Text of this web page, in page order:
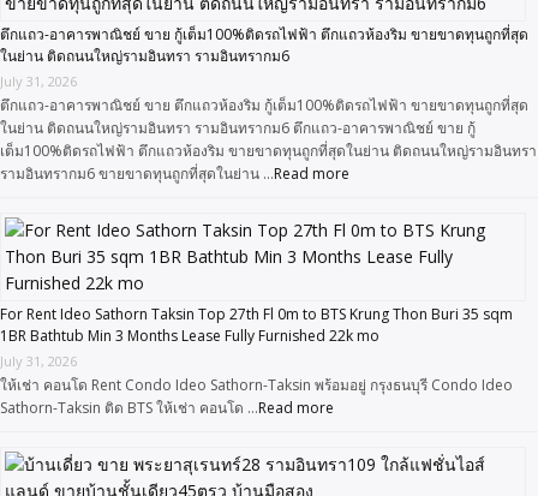
ตึกแถว-อาคารพาณิชย์ ขาย กู้เต็ม100%ติดรถไฟฟ้า ตึกแถวห้องริม ขายขาดทุนถูกที่สุด
ในย่าน ติดถนนใหญ่รามอินทรา รามอินทรากม6
July 31, 2026
ตึกแถว-อาคารพาณิชย์ ขาย ตึกแถวห้องริม กู้เต็ม100%ติดรถไฟฟ้า ขายขาดทุนถูกที่สุด
ในย่าน ติดถนนใหญ่รามอินทรา รามอินทรากม6 ตึกแถว-อาคารพาณิชย์ ขาย กู้
เต็ม100%ติดรถไฟฟ้า ตึกแถวห้องริม ขายขาดทุนถูกที่สุดในย่าน ติดถนนใหญ่รามอินทรา
รามอินทรากม6 ขายขาดทุนถูกที่สุดในย่าน …Read more
For Rent Ideo Sathorn Taksin Top 27th Fl 0m to BTS Krung Thon Buri 35 sqm
1BR Bathtub Min 3 Months Lease Fully Furnished 22k mo
July 31, 2026
ให้เช่า คอนโด Rent Condo Ideo Sathorn-Taksin พร้อมอยู่ กรุงธนบุรี Condo Ideo
Sathorn-Taksin ติด BTS ให้เช่า คอนโด …Read more